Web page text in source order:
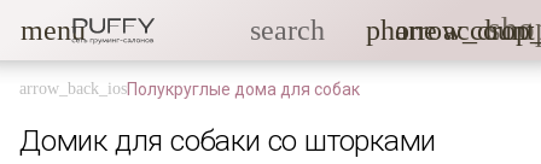
menu search phone
Полукруглые дома для собак
Домик для собаки со шторками